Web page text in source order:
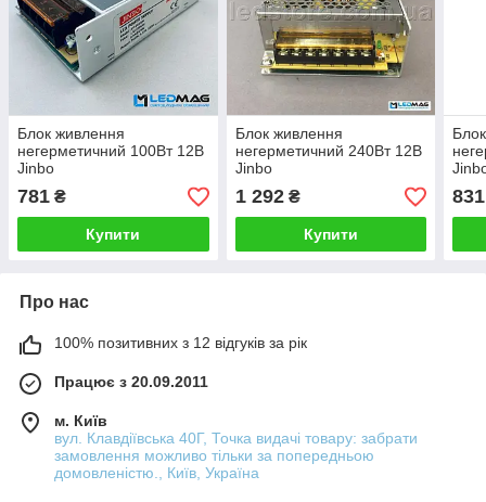
Блок живлення
негерметичний 100Вт 12В
Jinbo
781 ₴
Купити
Блок живлення
негерметичний 240Вт 12В
Jinbo
1 292₴
Купити
831
Про нас
100% позитивних з 12 відгуків за рік
Працює з 20.09.2011
м. Київ
вул. Клавдіївська 40Г, Точка видачі товару: забрати
замовлення можливо тільки за попередньою
домовленістю., Київ, Україна